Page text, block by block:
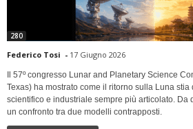
280
Federico Tosi - 17 Giugno 2026
Il 57º congresso Lunar and Planetary Science
Texas) ha mostrato come il ritorno sulla Luna
scientifico e industriale sempre più articolato. Da
un confronto tra due modelli contrapposti.